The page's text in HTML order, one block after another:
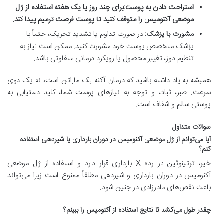
استراحت دادن به پوست:برای چند روز یا یک هفته استفاده از ژل
موضعی آکنومیس را متوقف کنید تا پوست فرصت ترمیم پیدا کند.
مشورت با پزشک: در صورت تداوم یا تشدید تحریک، حتماً با
پزشک متخصص پوست خود مشورت کنید. ممکن است نیاز به
تنظیم دوز، تغییر محصول یا رویکرد درمانی متفاوتی باشد.
همیشه به یاد داشته باشید که درمان آکنه یک ماراتن است، نه یک دوی
سرعت. صبر، ثبات و توجه به نیازهای پوست شما، کلید دستیابی به
پوستی سالم و شفاف است.
سوالات متداول
آیا می‌توانم از ژل موضعی آکنومیس در دوران بارداری یا شیردهی استفاده
کنم؟
خیر، ترتینوئین در رده X بارداری قرار دارد و استفاده از ژل موضعی
آکنومیس در دوران بارداری و شیردهی مطلقاً ممنوع است زیرا می‌تواند
باعث نقص‌های مادرزادی در جنین شود.
چقدر طول می‌کشد تا نتایج استفاده از آکنومیس را ببینم؟